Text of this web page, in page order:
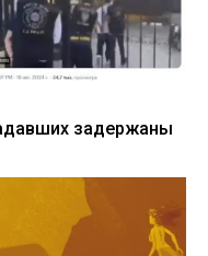
задержаны